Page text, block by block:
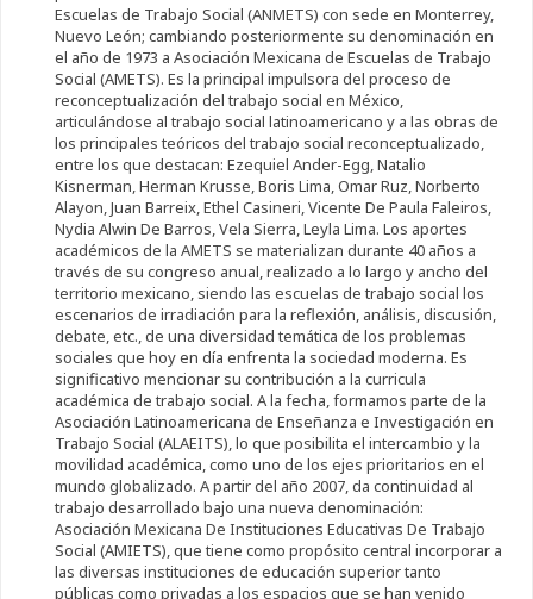
Escuelas de Trabajo Social (ANMETS) con sede en Monterrey,
Nuevo León; cambiando posteriormente su denominación en
el año de 1973 a Asociación Mexicana de Escuelas de Trabajo
Social (AMETS). Es la principal impulsora del proceso de
reconceptualización del trabajo social en México,
articulándose al trabajo social latinoamericano y a las obras de
los principales teóricos del trabajo social reconceptualizado,
entre los que destacan: Ezequiel Ander-Egg, Natalio
Kisnerman, Herman Krusse, Boris Lima, Omar Ruz, Norberto
Alayon, Juan Barreix, Ethel Casineri, Vicente De Paula Faleiros,
Nydia Alwin De Barros, Vela Sierra, Leyla Lima. Los aportes
académicos de la AMETS se materializan durante 40 años a
través de su congreso anual, realizado a lo largo y ancho del
territorio mexicano, siendo las escuelas de trabajo social los
escenarios de irradiación para la reflexión, análisis, discusión,
debate, etc., de una diversidad temática de los problemas
sociales que hoy en día enfrenta la sociedad moderna. Es
significativo mencionar su contribución a la curricula
académica de trabajo social. A la fecha, formamos parte de la
Asociación Latinoamericana de Enseñanza e Investigación en
Trabajo Social (ALAEITS), lo que posibilita el intercambio y la
movilidad académica, como uno de los ejes prioritarios en el
mundo globalizado. A partir del año 2007, da continuidad al
trabajo desarrollado bajo una nueva denominación:
Asociación Mexicana De Instituciones Educativas De Trabajo
Social (AMIETS), que tiene como propósito central incorporar a
las diversas instituciones de educación superior tanto
públicas como privadas a los espacios que se han venido